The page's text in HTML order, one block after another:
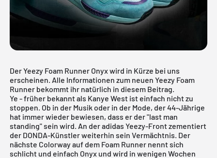
Der Yeezy Foam Runner Onyx wird in Kürze bei uns
erscheinen. Alle Informationen zum neuen Yeezy Foam
Runner bekommt ihr natürlich in diesem Beitrag.
Ye - früher bekannt als Kanye West ist einfach nicht zu
stoppen. Ob in der Musik oder in der Mode, der 44-Jährige
hat immer wieder bewiesen, dass er der "last man
standing" sein wird. An deradidas Yeezy-Front zementiert
der DONDA-Künstler weiterhin sein Vermächtnis. Der
nächste Colorway auf dem Foam Runner nennt sich
schlicht und einfach Onyx und wird in wenigen Wochen